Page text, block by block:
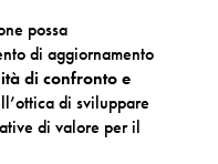
possa
di aggiornamento
di confronto e
di sviluppare
di valore per il